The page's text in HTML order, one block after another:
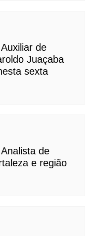
de
Juaçaba
sexta
de
e região